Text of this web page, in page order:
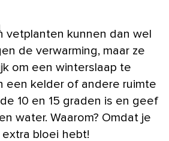
vetplanten kunnen dan wel
de verwarming, maar ze
om een winterslaap te
een kelder of andere ruimte
10 en 15 graden is en geef
water. Waarom? Omdat je
bloei hebt!